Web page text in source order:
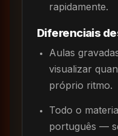
rapidamente.
Diferenciais
Aulas
visualizar
próprio ritmo.
Todo o
português —